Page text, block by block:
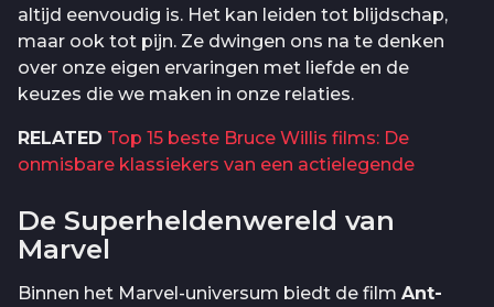
altijd eenvoudig is. Het kan leiden tot blijdschap,
maar ook tot pijn. Ze dwingen ons na te denken
over onze eigen ervaringen met liefde en de
keuzes die we maken in onze relaties.
RELATED Top 15 beste Bruce Willis films: De
onmisbare klassiekers van een actielegende
De Superheldenwereld van
Marvel
Binnen het Marvel-universum biedt de film Ant-